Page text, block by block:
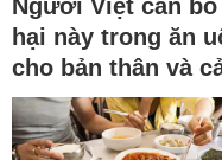
Người Việt cần
hại này trong ăn
cho bản thân và